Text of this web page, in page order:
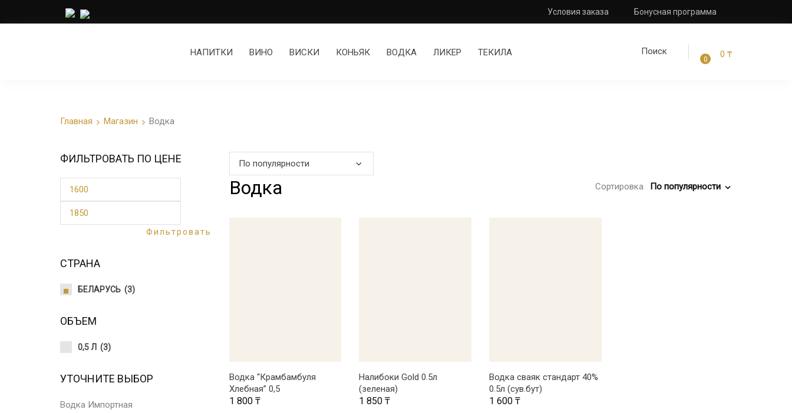
Условия заказа Бонусная программа
НАПИТКИ ВИНО ВИСКИ КОНЬЯК ВОДКА ЛИКЕР ТЕКИЛА
0 0 ₸
Главная Магазин Водка
Водка Сортировка По популярности
В КОРЗИНУ
Водка “Крамбамбуля
Хлебная” 0,5
1 800 ₸
В КОРЗИНУ
Налибоки Gold 0.5л
(зеленая)
1 850₸
Водка сваяк стандарт 40%
0.5л (сув.бут)
1 600₸
ФИЛЬТРОВАТЬ ПО ЦЕНЕ
Фильтровать
СТРАНА
БЕЛАРУСЬ (3)
ОБЪЕМ
0,5 Л (3)
УТОЧНИТЕ ВЫБОР
Водка Импортная